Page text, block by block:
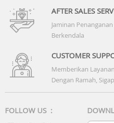
AFTER SALES
Jaminan
Berkendala
CUSTOMER
Memberikan
Dengan Ramah,
FOLLOW US :